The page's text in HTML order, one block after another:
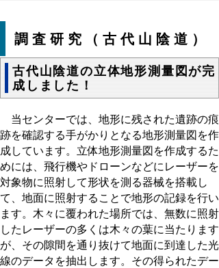
調査研究（古代山陰道）
古代山陰道の立体地形測量図が完
成しました！
当センターでは、地形に残された遺跡の痕
跡を確認する手がかりとなる地形測量図を作
成しています。立体地形測量図を作成するた
めには、飛行機やドローンなどにレーザーを
対象物に照射して形状を測る器械を搭載し
て、地面に照射することで地形の記録を行い
ます。木々に覆われた場所では、無数に照射
したレーザーの多くは木々の葉に当たります
が、その隙間を通り抜けて地面に到達した光
線のデータを抽出します。その得られたデー